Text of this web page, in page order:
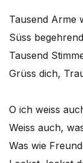
Tausend Arme
Süss
Tausend
Grüss dich,
O ich weiss
Weiss auch,
Was wie